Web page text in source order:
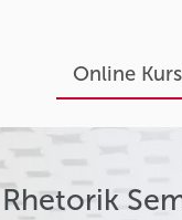
Online
Rhetorik